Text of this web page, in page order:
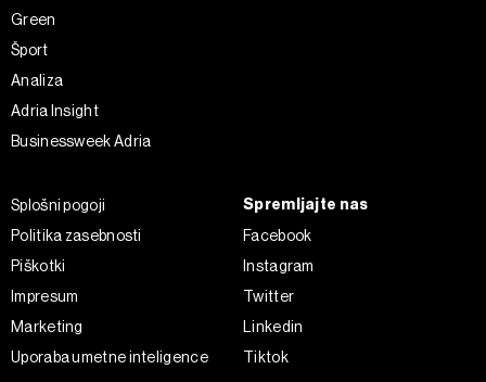
Green
Šport
Analiza
Adria Insight
Businessweek Adria
Splošni pogoji
Politika zasebnosti
Piškotki
Impresum
Marketing
Uporaba umetne inteligence
Spremljajte nas
Facebook
Instagram
Twitter
Linkedin
Tiktok